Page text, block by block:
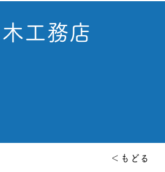
工務店
＜もどる